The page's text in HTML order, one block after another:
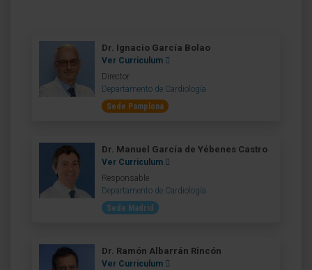
Dr. Ignacio García Bolao
Ver Curriculum
Director
Departamento de Cardiología
Sede Pamplona
Dr. Manuel García de Yébenes Castro
Ver Curriculum
Responsable
Departamento de Cardiología
Sede Madrid
Dr. Ramón Albarrán Rincón
Ver Curriculum